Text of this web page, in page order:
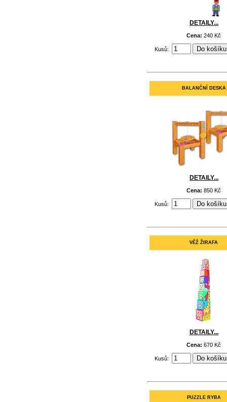
DETAILY...
Cena:240 Kč
Kusů:
BALANČNÍ DESKA
DETAILY...
Cena:850 Kč
Kusů:
VĚŽ ŽIRAFA
DETAILY...
Cena:670 Kč
Kusů:
PUZZLE RYBA